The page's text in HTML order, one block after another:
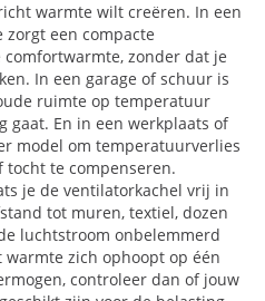
warmte wilt creëren. In een
een compacte
zonder dat je
In een garage of schuur is
ruimte op temperatuur
gaat. En in een werkplaats of
model om temperatuurverlies
te compenseren.
je de ventilatorkachel vrij in
tot muren, textiel, dozen
luchtstroom onbelemmerd
zich ophoopt op één
controleer dan of jouw